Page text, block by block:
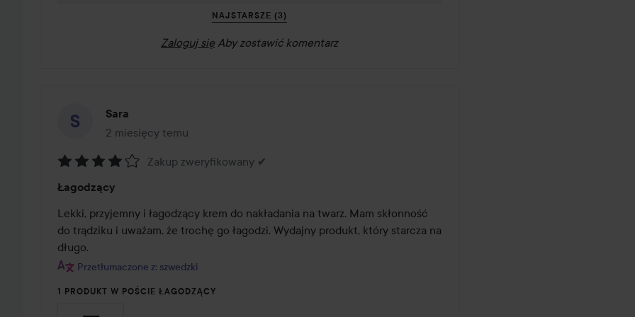
NAJSTARSZE (3)
Zaloguj się Aby zostawić komentarz
Sara
2 miesięcy temu
Post został utworzony 2 miesięcy temu
4
z
5
Zakup zweryfikowany ✔
Łagodzący
Lekki, przyjemny i łagodzący krem do nakładania na twarz. Mam skłonność
do trądziku i uważam, że trochę go łagodzi. Wydajny produkt, który starcza na
długo.
Przetłumaczone z: szwedzki
1 PRODUKT W POŚCIE ŁAGODZĄCY